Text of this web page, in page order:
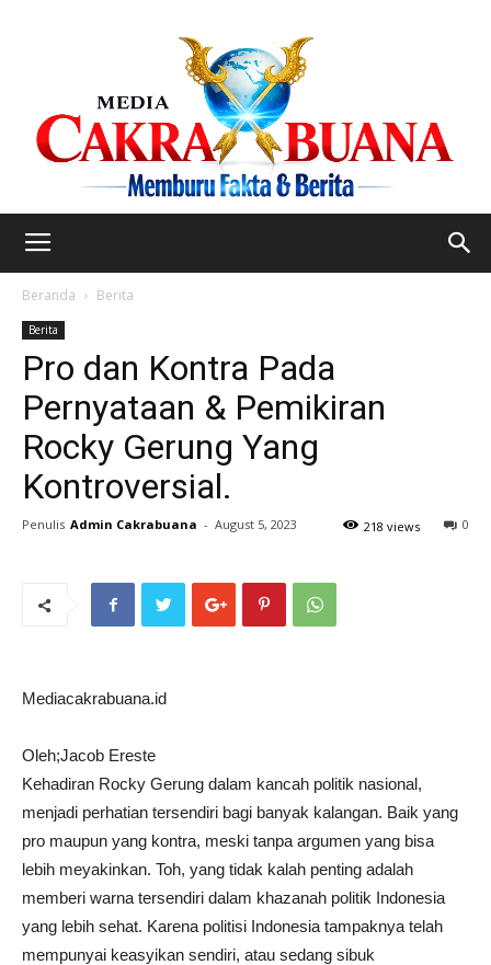
Beranda Berita
Berita
Pro dan Kontra Pada
Pernyataan & Pemikiran
Rocky Gerung Yang
Kontroversial.
Penulis Admin Cakrabuana - August 5, 2023 0
218 views
Mediacakrabuana.id
Oleh;Jacob Ereste
Kehadiran Rocky Gerung dalam kancah politik nasional,
menjadi perhatian tersendiri bagi banyak kalangan. Baik yang
pro maupun yang kontra, meski tanpa argumen yang bisa
lebih meyakinkan. Toh, yang tidak kalah penting adalah
memberi warna tersendiri dalam khazanah politik Indonesia
yang lebih sehat. Karena politisi Indonesia tampaknya telah
mempunyai keasyikan sendiri, atau sedang sibuk